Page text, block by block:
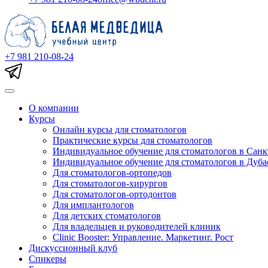
+7 981 210-08-24
О компании
Курсы
Онлайн курсы для стоматологов
Практические курсы для стоматологов
Индивидуальное обучение для стоматологов в
Индивидуальное обучение для стоматологов в
Для стоматологов-ортопедов
Для стоматологов-хирургов
Для стоматологов-ортодонтов
Для имплантологов
Для детских стоматологов
Для владельцев и руководителей клиник
Clinic Booster: Управление. Маркетинг. Рост
Дискуссионный клуб
Спикеры